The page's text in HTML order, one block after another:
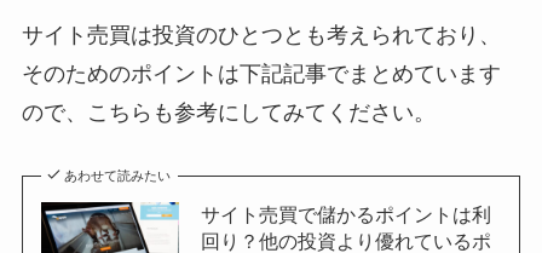
サイト売買は投資のひとつとも考えられており、
そのためのポイントは下記記事でまとめています
ので、こちらも参考にしてみてください。
あわせて読みたい
サイト売買で儲かるポイントは利
回り？他の投資より優れているポ